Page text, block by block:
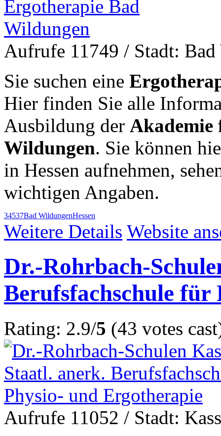
Aufrufe 11749 / Stadt:
Sie suchen eine
Hier finden Sie alle
Ausbildung der Akademie
Wildungen. Sie können
in Hessen aufnehmen,
wichtigen Angaben.
34537Bad WildungenHessen
Weitere Details Website
Dr.-Rohrbach-
Berufsfachschule für
Rating: 2.9/5 (43 votes
Aufrufe 11052 / Stadt: